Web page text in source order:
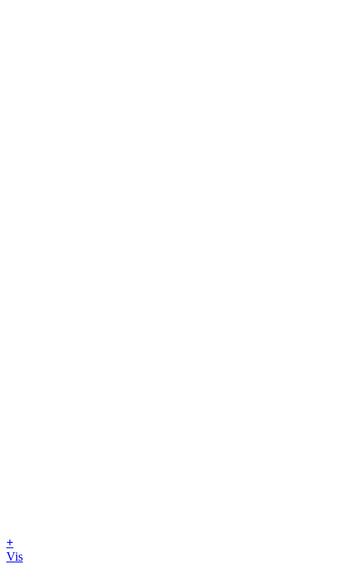
+
Vis